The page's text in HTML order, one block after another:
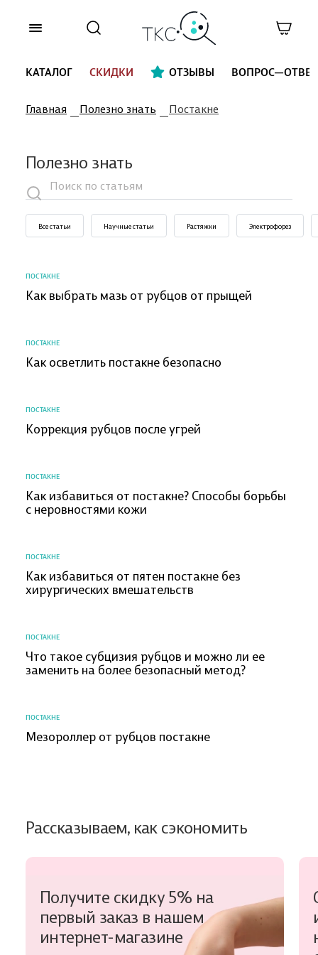
КАТАЛОГ СКИДКИ ОТЗЫВЫ ВОПРОС—ОТВЕТ
Главная Полезно знать Постакне
Полезно знать
Все статьи Научные статьи Растяжки Электрофорез
ПОСТАКНЕ
Как выбрать мазь от рубцов от прыщей
ПОСТАКНЕ
Как осветлить постакне безопасно
ПОСТАКНЕ
Коррекция рубцов после угрей
ПОСТАКНЕ
Как избавиться от постакне? Способы борьбы
с неровностями кожи
ПОСТАКНЕ
Как избавиться от пятен постакне без
хирургических вмешательств
ПОСТАКНЕ
Что такое субцизия рубцов и можно ли ее
заменить на более безопасный метод?
ПОСТАКНЕ
Мезороллер от рубцов постакне
Рассказываем, как сэкономить
Получите скидку 5% на
первый заказ в нашем
интернет-магазине